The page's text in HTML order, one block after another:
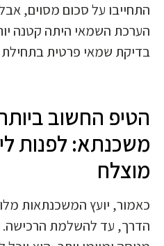
התחייבו על סכום מסוים, אבל
הערכת השמאי היתה קטנה
בדיקת שמאי פרטית בתחילת
הטיפ החשוב
משכנתא: לפנות
מוצלח
כאמור, יועץ המשכנתאות
הדרך, עד להשלמת הרכישה.